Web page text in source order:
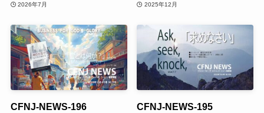
2026年7月 2025年12月
CFNJ-NEWS-196 CFNJ-NEWS-195